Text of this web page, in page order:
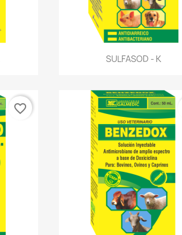
 Vista rápida
SULFASOD - K
favorite_border